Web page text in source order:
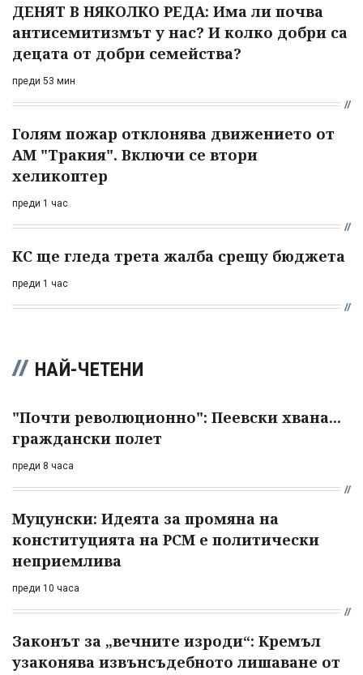
ДЕНЯТ В НЯКОЛКО РЕДА: Има ли почва
антисемитизмът у нас? И колко добри са
децата от добри семейства?
преди 53 мин
Голям пожар отклонява движението от
АМ "Тракия". Включи се втори
хеликоптер
преди 1 час
КС ще гледа трета жалба срещу бюджета
преди 1 час
НАЙ-ЧЕТЕНИ
"Почти революционно": Пеевски хвана...
граждански полет
преди 8 часа
Муцунски: Идеята за промяна на
конституцията на РСМ е политически
неприемлива
преди 10 часа
Законът за „вечните изроди“: Кремъл
узаконява извънсъдебното лишаване от